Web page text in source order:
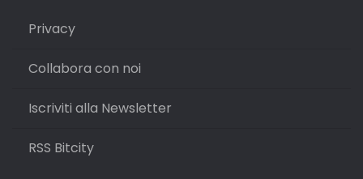
Privacy
Collabora con noi
Iscriviti alla Newsletter
RSS Bitcity